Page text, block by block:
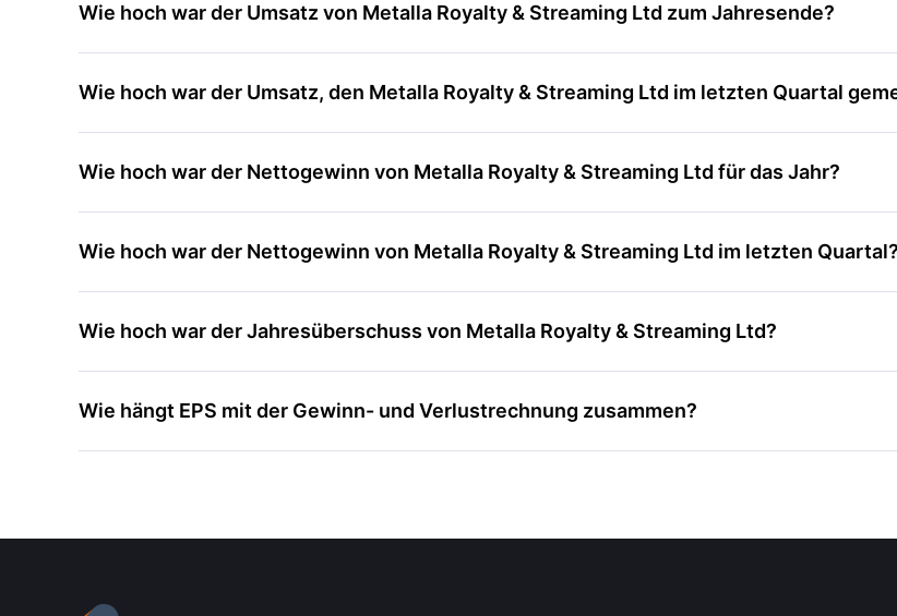
Wie hoch war der Umsatz von Metalla Royalty & Streaming Ltd zum Jahresende?
Wie hoch war der Umsatz, den Metalla Royalty & Streaming Ltd im letzten Quartal
Wie hoch war der Nettogewinn von Metalla Royalty & Streaming Ltd für das Jahr?
Wie hoch war der Nettogewinn von Metalla Royalty & Streaming Ltd im letzten Quartal?
Wie hoch war der Jahresüberschuss von Metalla Royalty & Streaming Ltd?
Wie hängt EPS mit der Gewinn- und Verlustrechnung zusammen?